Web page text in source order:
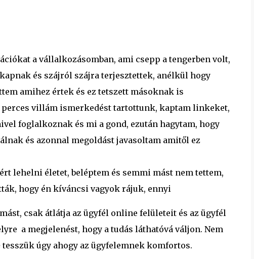
a vállalkozásomban, ami csepp a tengerben volt,
és szájról szájra terjesztettek, anélkül hogy
amihez értek és ez tetszett másoknak is
villám ismerkedést tartottunk, kaptam linkeket,
foglalkoznak és mi a gond, ezután hagytam, hogy
és azonnal megoldást javasoltam amitől ez
lehelni életet, beléptem és semmi mást nem tettem,
hogy én kíváncsi vagyok rájuk, ennyi
csak átlátja az ügyfél online felületeit és az ügyfél
a megjelenést, hogy a tudás láthatóvá váljon. Nem
úgy ahogy az ügyfelemnek komfortos.